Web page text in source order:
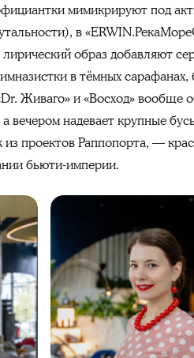
мимикрируют под
в
лирический образ добавляют
в тёмных
Живаго» и «Восход» вообще
надевает крупные
из проектов Раппопорта, —
бьюти-империи.